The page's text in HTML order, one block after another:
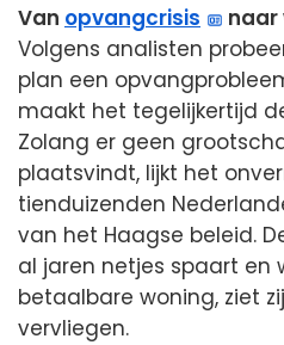
Van opvangcrisis
naar
Volgens analisten
plan een
maakt het tegelijkertijd
Zolang er geen
plaatsvindt, lijkt het
tienduizenden
van het Haagse beleid.
al jaren netjes spaart en
betaalbare woning, ziet
vervliegen.